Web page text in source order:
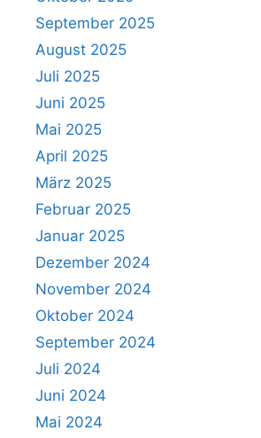
September 2025
August 2025
Juli 2025
Juni 2025
Mai 2025
April 2025
März 2025
Februar 2025
Januar 2025
Dezember 2024
November 2024
Oktober 2024
September 2024
Juli 2024
Juni 2024
Mai 2024